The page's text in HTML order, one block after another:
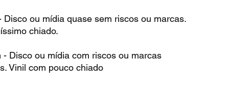
Disco ou mídia quase sem riscos ou marcas.
chiado.
- Disco ou mídia com riscos ou marcas
Vinil com pouco chiado